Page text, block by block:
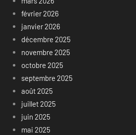
février 2026
janvier 2026
décembre 2025
novembre 2025
octobre 2025
septembre 2025
août 2025
juillet 2025
juin 2025
mai 2025